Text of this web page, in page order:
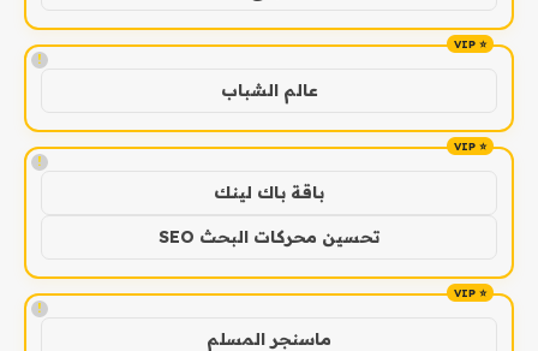
!
عالم الشباب
!
باقة باك لينك
تحسين محركات البحث SEO
!
ماسنجر المسلم